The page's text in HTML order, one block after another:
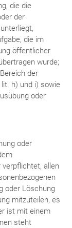
die die
der
die im
öffentlicher
wurde;
der
h) und i) sowie
oder
oder
allen
oder Löschung
mitzuteilen, es
ist mit einem
steht